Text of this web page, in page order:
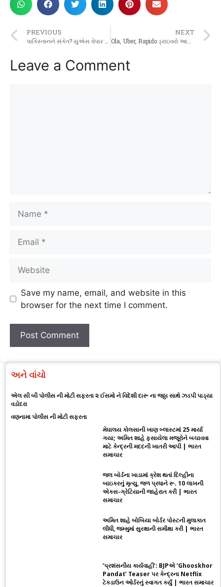
PREVIOUS NEXT
Leave a Comment
Save my name, email, and website in this
browser for the next time I comment.
અને વાંચો
એલ સી બી પોલીસ ની મોટી સફરતા ૨ ઈસમો ને વિદેશી દારૂ ના જઠ્ઠા સાથે ઝડપી પાડ્યા
વડોદરા
વણનામા પોલીસ ની મોટી સફરતા
મેઘાલય કોલસાની ખાણ બ્લાસ્ટમાં 25 માર્યા
ગયા; અમિત શાહે ફસાયેલા મજૂરોને બચાવવા
માટે કેન્દ્રની મદદની ખાતરી આપી | ભારત
સમાચાર
જલ બોર્ડના ખાડામાં ક્રેશ થતાં દિલ્હીના
બાઇકરનું મૃત્યુ, જળ પ્રધાને રૂ. 10 લાખની
એક્સ-ગ્રેટિયાની જાહેરાત કરી | ભારત
સમાચાર
અમિત શાહે બોબિયા બોર્ડર પોસ્ટની મુલાકાત
લીધી, જમ્મુમાં સુરક્ષાની સમીક્ષા કરી | ભારત
સમાચાર
‘પ્રશંસનીય કાર્યવાહી’: BJPએ ‘Ghooskhor
Pandat’ Teaser પર કેન્દ્રના Netflix
ટેકડાઉન ઓર્ડરનું સ્વાગત કર્યું | ભારત સમાચાર